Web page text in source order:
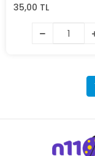
35,00 TL